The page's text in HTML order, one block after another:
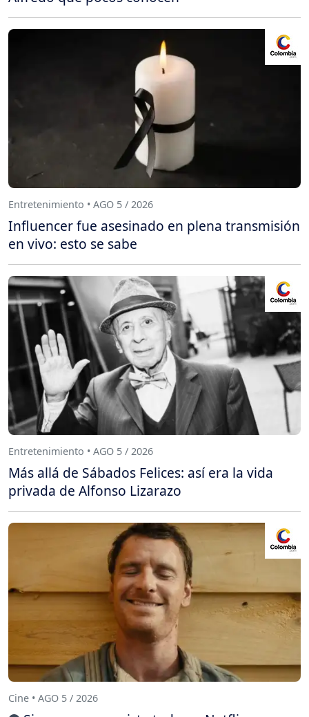
Entretenimiento • AGO 5 / 2026
Influencer fue asesinado en plena transmisión
en vivo: esto se sabe
Entretenimiento • AGO 5 / 2026
Más allá de Sábados Felices: así era la vida
privada de Alfonso Lizarazo
Cine • AGO 5 / 2026